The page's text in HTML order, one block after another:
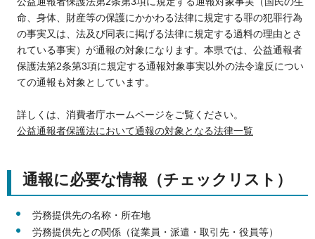
命、身体、財産等の保護にかかわる法律に規定する罪の犯罪行為
の事実又は、法及び同表に掲げる法律に規定する過料の理由とさ
れている事実）が通報の対象になります。本県では、公益通報者
保護法第2条第3項に規定する通報対象事実以外の法令違反につい
ての通報も対象としています。
詳しくは、消費者庁ホームページをご覧ください。
公益通報者保護法において通報の対象となる法律一覧
通報に必要な情報（チェックリスト）
労務提供先の名称・所在地
労務提供先との関係（従業員・派遣・取引先・役員等）